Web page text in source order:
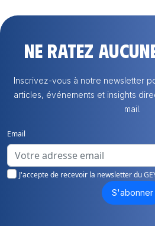
Ne ratez
Inscrivez-vous à notre newsletter
articles, événements et insights
mail.
Email
J'accepte de recevoir la newsletter du
S'abonner